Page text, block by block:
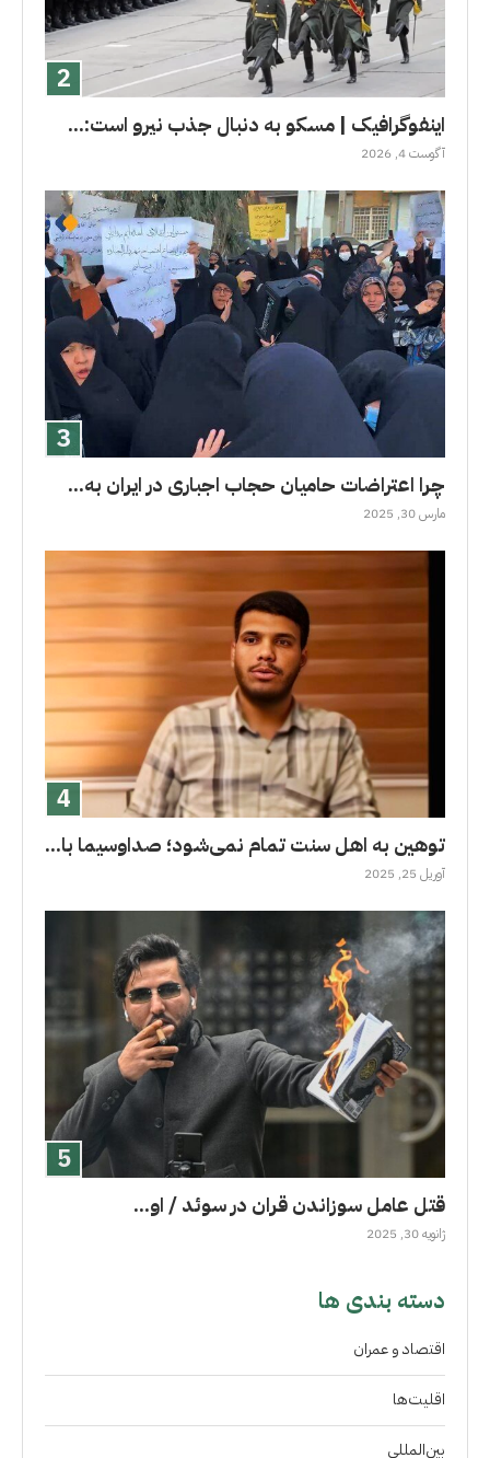
اینفوگرافیک | مسکو به دنبال جذب نیرو است:...
آگوست 4, 2026
چرا اعتراضات حامیان حجاب اجباری در ایران به...
مارس 30, 2025
توهین به اهل سنت تمام نمی‌شود؛ صداوسیما با...
آوریل 25, 2025
قتل عامل سوزاندن قران در سوئد / او...
ژانویه 30, 2025
دسته بندی ها
اقتصاد و عمران
اقلیت‌ها
بین‌المللی